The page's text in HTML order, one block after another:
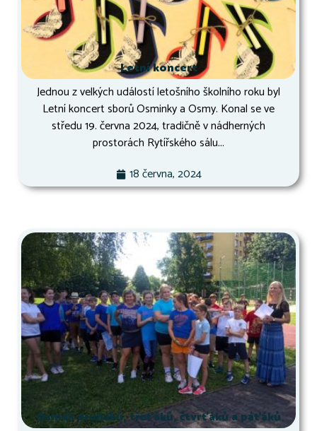
Letní koncert
Jednou z velkých událostí letošního školního roku byl
Letní koncert sborů Osminky a Osmy. Konal se ve
středu 19. června 2024, tradičně v nádherných
prostorách Rytířského sálu...
18 června, 2024
Osmák druháků, třeťáků, čtvrťáků a páťáků